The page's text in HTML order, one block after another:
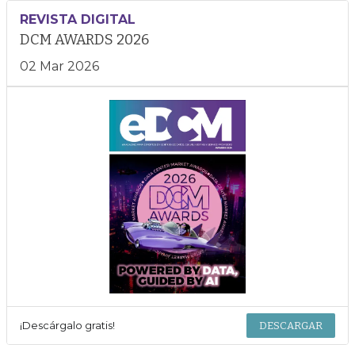
REVISTA DIGITAL
DCM AWARDS 2026
02 Mar 2026
¡Descárgalo gratis! DESCARGAR